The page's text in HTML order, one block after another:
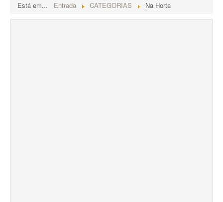
Está em... Entrada CATEGORIAS Na Horta